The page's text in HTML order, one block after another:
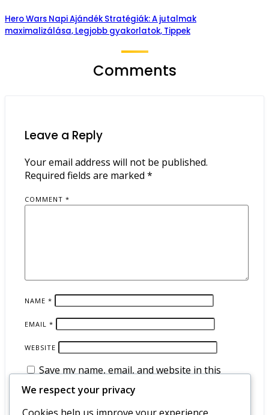
Hero Wars Napi Ajándék Stratégiák: A jutalmak
maximalizálása, Legjobb gyakorlatok, Tippek
Comments
Leave a Reply
Your email address will not be published.
Required fields are marked *
COMMENT *
NAME *
EMAIL *
WEBSITE
Save my name, email, and website in this
browser for the next time I comment.
We respect your privacy